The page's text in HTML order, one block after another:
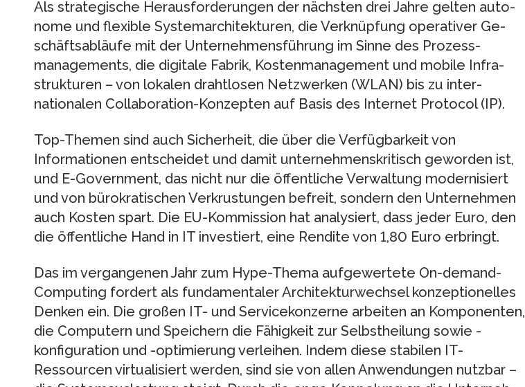
Als strategische Herausforderungen der nächsten drei Jahre gelten au­to­
no­me und flexible Systemarchitekturen, die Verknüpfung operativer Ge­
schäfts­abläufe mit der Unternehmensführung im Sinne des Prozess­
managements, die digitale Fabrik, Kostenmanagement und mobile In­fra­
struk­turen – von lokalen drahtlosen Netzwerken (WLAN) bis zu inter­
nationalen Collaboration-Konzepten auf Basis des Internet Protocol (IP).
Top-Themen sind auch Sicherheit, die über die Verfügbarkeit von
Informationen entscheidet und damit unternehmenskritisch geworden ist,
und E-Government, das nicht nur die öffentliche Verwaltung mo­der­ni­siert
und von bürokratischen Verkrustungen befreit, sondern den Un­ter­nehmen
auch Kosten spart. Die EU-Kommission hat analysiert, dass jeder Euro, den
die öffentliche Hand in IT investiert, eine Rendite von 1,80 Euro erbringt.
Das im vergangenen Jahr zum Hype-Thema aufgewertete On-demand-
Computing fordert als fundamentaler Architekturwechsel kon­zep­tio­nel­les
Denken ein. Die großen IT- und Servicekonzerne arbeiten an Kompo­nen­ten,
die Computern und Speichern die Fähigkeit zur Selbstheilung sowie -
konfiguration und -optimierung verleihen. Indem diese stabilen IT-
Ressourcen virtualisiert werden, sind sie von allen Anwendungen nutzbar –